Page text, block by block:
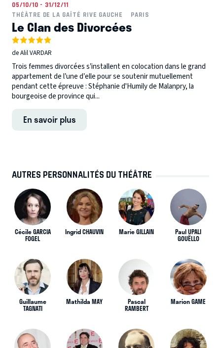
05/10/10 - 31/12/11
THÉÂTRE DE LA GAÎTÉ RIVE GAUCHE
PARIS
Le Clan des Divorcées
de Alil VARDAR
Trois femmes divorcées s’installent en colocation dans le grand
appartement de l’une d’elle pour se soutenir mutuellement
pendant cette épreuve : Stéphanie d'Humily de Malanpry, la
bourgeoise de province qui...
En savoir plus
AUTRES PERSONNALITÉS DU THÉÂTRE
Cécile GARCIA
FOGEL
Ingrid CHAUVIN Marie GILLAIN Paul UPALI
GOUËLLO
Guillaume
TAGNATI
Mathilda MAY Pascal
RAMBERT
Marion GAME